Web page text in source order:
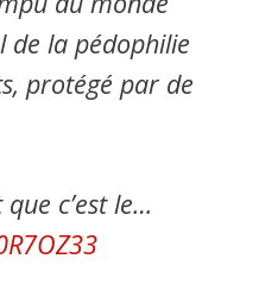
de la pédophilie
protégé par de
c’est le…